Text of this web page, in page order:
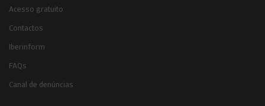
Acesso gratuito
Contactos
Iberinform
FAQs
Canal de denúncias